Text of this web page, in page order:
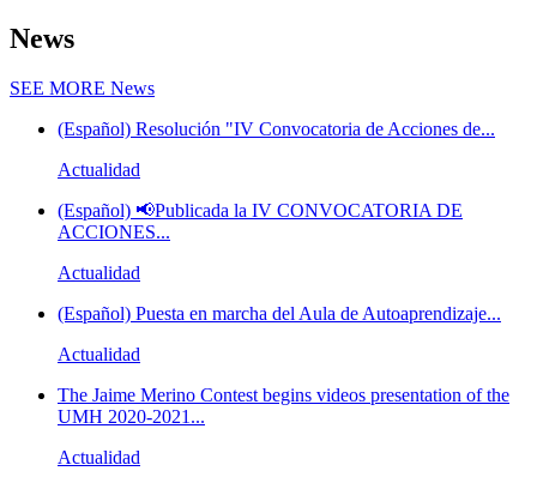
News
SEE MORE News
(Español) Resolución "IV Convocatoria de Acciones de...
Actualidad
(Español) 📢Publicada la IV CONVOCATORIA DE
ACCIONES...
Actualidad
(Español) Puesta en marcha del Aula de Autoaprendizaje...
Actualidad
The Jaime Merino Contest begins videos presentation of the
UMH 2020-2021...
Actualidad